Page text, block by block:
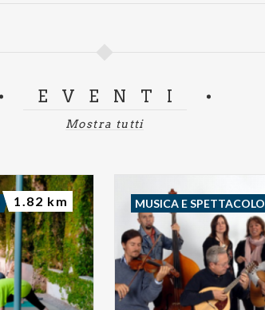
EVENTI
Mostra tutti
1.82 km MUSICA E SPETTACOLO